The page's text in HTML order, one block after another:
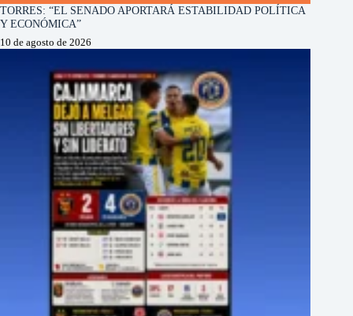
TORRES: “EL SENADO APORTARÁ ESTABILIDAD POLÍTICA
Y ECONÓMICA”
10 de agosto de 2026